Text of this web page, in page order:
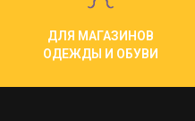
ДЛЯ МАГАЗИНОВ
ОДЕЖДЫ И ОБУВИ